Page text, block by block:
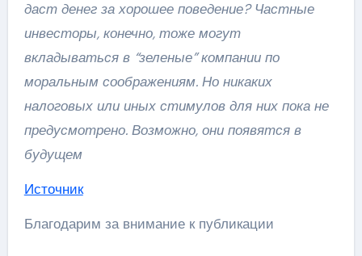
даст денег за хорошее поведение? Частные
инвесторы, конечно, тоже могут
вкладываться в “зеленые” компании по
моральным соображениям. Но никаких
налоговых или иных стимулов для них пока не
предусмотрено. Возможно, они появятся в
будущем
Источник
Благодарим за внимание к публикации